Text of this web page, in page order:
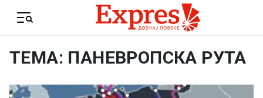
Menu
ТЕМА: ПАНЕВРОПСКА РУТА